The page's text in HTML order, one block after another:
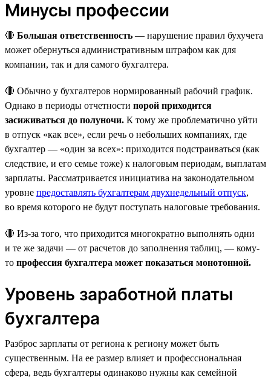
Минусы профессии
🔴 Большая ответственность — нарушение правил бухучета
может обернуться административным штрафом как для
компании, так и для самого бухгалтера.
🔴 Обычно у бухгалтеров нормированный рабочий график.
Однако в периоды отчетности порой приходится
засиживаться до полуночи. К тому же проблематично уйти
в отпуск «как все», если речь о небольших компаниях, где
бухгалтер — «один за всех»: приходится подстраиваться (как
следствие, и его семье тоже) к налоговым периодам, выплатам
зарплаты. Рассматривается инициатива на законодательном
уровне предоставлять бухгалтерам двухнедельный отпуск,
во время которого не будут поступать налоговые требования.
🔴 Из-за того, что приходится многократно выполнять одни
и те же задачи — от расчетов до заполнения таблиц, — кому-
то профессия бухгалтера может показаться монотонной.
Уровень заработной платы
бухгалтера
Разброс зарплаты от региона к региону может быть
существенным. На ее размер влияет и профессиональная
сфера, ведь бухгалтеры одинаково нужны как семейной